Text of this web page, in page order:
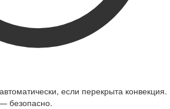
если перекрыта конвекция.
безопасно.